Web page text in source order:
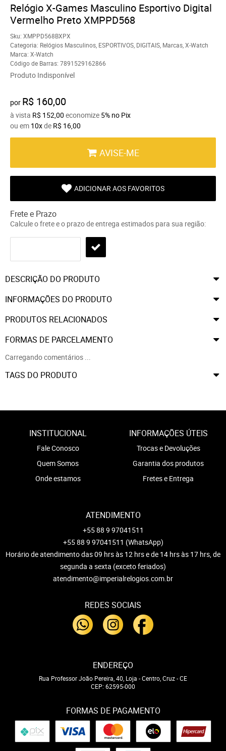
Relógio X-Games Masculino Esportivo Digital
Vermelho Preto XMPPD568
Sku: XMPPD568BXPX
Categoria: Relógios Masculinos ESPORTIVOS DIGITAIS Marcas X-Watch
Marca: X-Watch
Código de Barras: 7891529162866
Produto Indisponível
por R$ 160,00
à vista R$ 152,00 economize 5% no Pix
ou em 10xde R$ 16,00
AVISE-ME
ADICIONAR AOS FAVORITOS
Frete e Prazo
Calcule o frete e o prazo de entrega estimados para sua região:
DESCRIÇÃO DO PRODUTO
INFORMAÇÕES DO PRODUTO
PRODUTOS RELACIONADOS
FORMAS DE PARCELAMENTO
Carregando comentários ...
TAGS DO PRODUTO
INSTITUCIONAL
Fale Conosco
Quem Somos
Onde estamos
INFORMAÇÕES ÚTEIS
Trocas e Devoluções
Garantia dos produtos
Fretes e Entrega
ATENDIMENTO
+55 88 9 97041511
+55 88 9 97041511 (WhatsApp)
Horário de atendimento das 09 hrs às 12 hrs e de 14 hrs às 17 hrs, de
segunda a sexta (exceto feriados)
atendimento@imperialrelogios.com.br
REDES SOCIAIS
ENDEREÇO
Rua Professor João Pereira, 40, Loja -Centro, Cruz-CE
CEP: 62595-000
FORMAS DE PAGAMENTO